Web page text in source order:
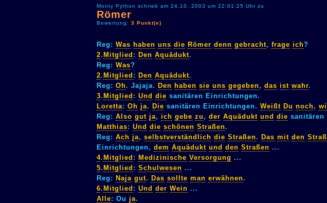
Monty Python schrieb am 24.10. 2003 um 22:01:25 Uhr zu
Römer
Bewertung: 3 Punkt(e)
Reg: Was haben uns die Römer denn gebracht, frage ich?
2. Mitglied : Den Aquädukt.
Reg: Was?
2. Mitglied : Den Aquädukt.
Reg: Oh. Jajaja. Den haben sie uns gegeben, das ist wahr.
3. Mitglied : Und die sanitären Einrichtungen.
Loretta: Oh ja. Die sanitären Einrichtungen. Weißt Du noch,
Reg: Also gut ja, ich gebe zu , der Aquädukt und die sanitären
Matthias: Und die schönen Straßen.
Reg: Ach ja, selbstverständlich die Straßen. Das mit den
Einrichtungen, dem Aquädukt und den Straßen ...
4. Mitglied : Medizinische Versorgung ...
5. Mitglied : Schulwesen ...
Reg: Naja gut. Das sollte man erwähnen.
6. Mitglied : Und der Wein ...
Alle: Ou ja.